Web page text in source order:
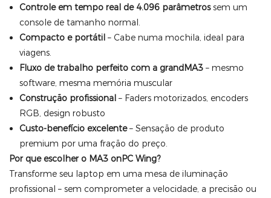
Controle em tempo real de 4.096 parâmetrossem um
console de tamanho normal.
Compacto e portátil– Cabe numa mochila, ideal para
viagens.
Fluxo de trabalho perfeito com a grandMA3– mesmo
software, mesma memória muscular
Construção profissional– Faders motorizados, encoders
RGB, design robusto
Custo-benefício excelente– Sensação de produto
premium por uma fração do preço.
Por que escolher o MA3 onPC Wing?
Transforme seu laptop em uma mesa de iluminação
profissional – sem comprometer a velocidade, a precisão ou